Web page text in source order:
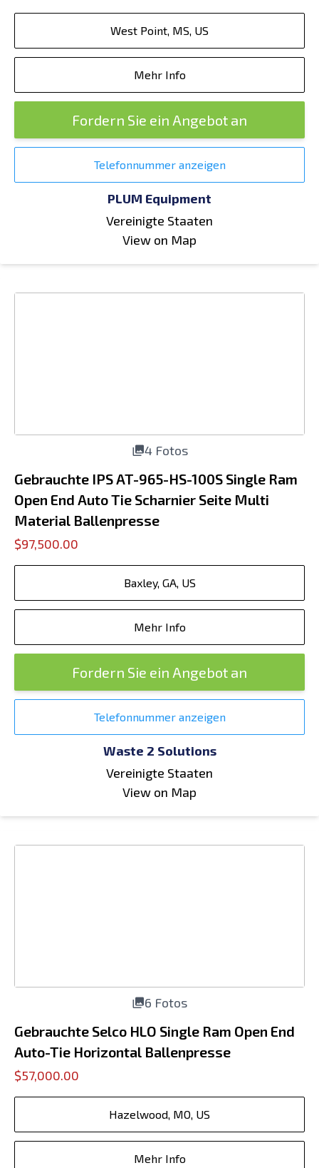
West Point, MS, US
Mehr Info
Fordern Sie ein Angebot an
Telefonnummer anzeigen
PLUM Equipment
Vereinigte Staaten
View on Map
4 Fotos
Gebrauchte IPS AT-965-HS-100S Single Ram
Open End Auto Tie Scharnier Seite Multi
Material Ballenpresse
$97,500.00
Baxley, GA, US
Mehr Info
Fordern Sie ein Angebot an
Telefonnummer anzeigen
Waste 2 Solutions
Vereinigte Staaten
View on Map
6 Fotos
Gebrauchte Selco HLO Single Ram Open End
Auto-Tie Horizontal Ballenpresse
$57,000.00
Hazelwood, MO, US
Mehr Info